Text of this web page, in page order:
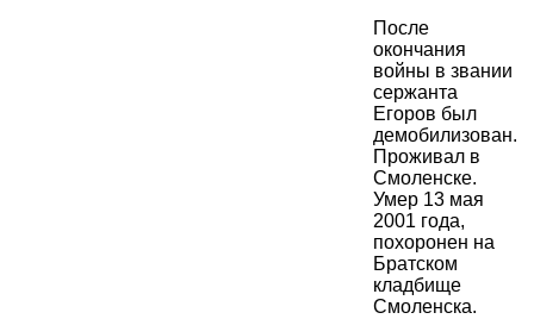
После
окончания
войны в звании
сержанта
Егоров был
демобилизован.
Проживал в
Смоленске.
Умер 13 мая
2001 года,
похоронен на
Братском
кладбище
Смоленска.